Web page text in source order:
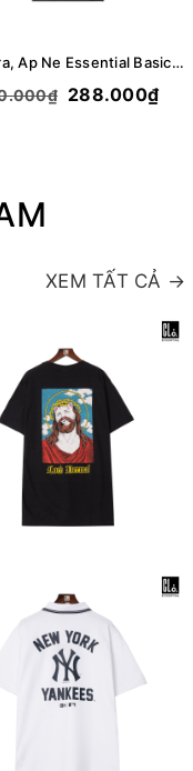
New Era, Ap Ne Essential Basic Logo Bear T-Shirt - Gray
288.000₫
XEM TẤT CẢ →